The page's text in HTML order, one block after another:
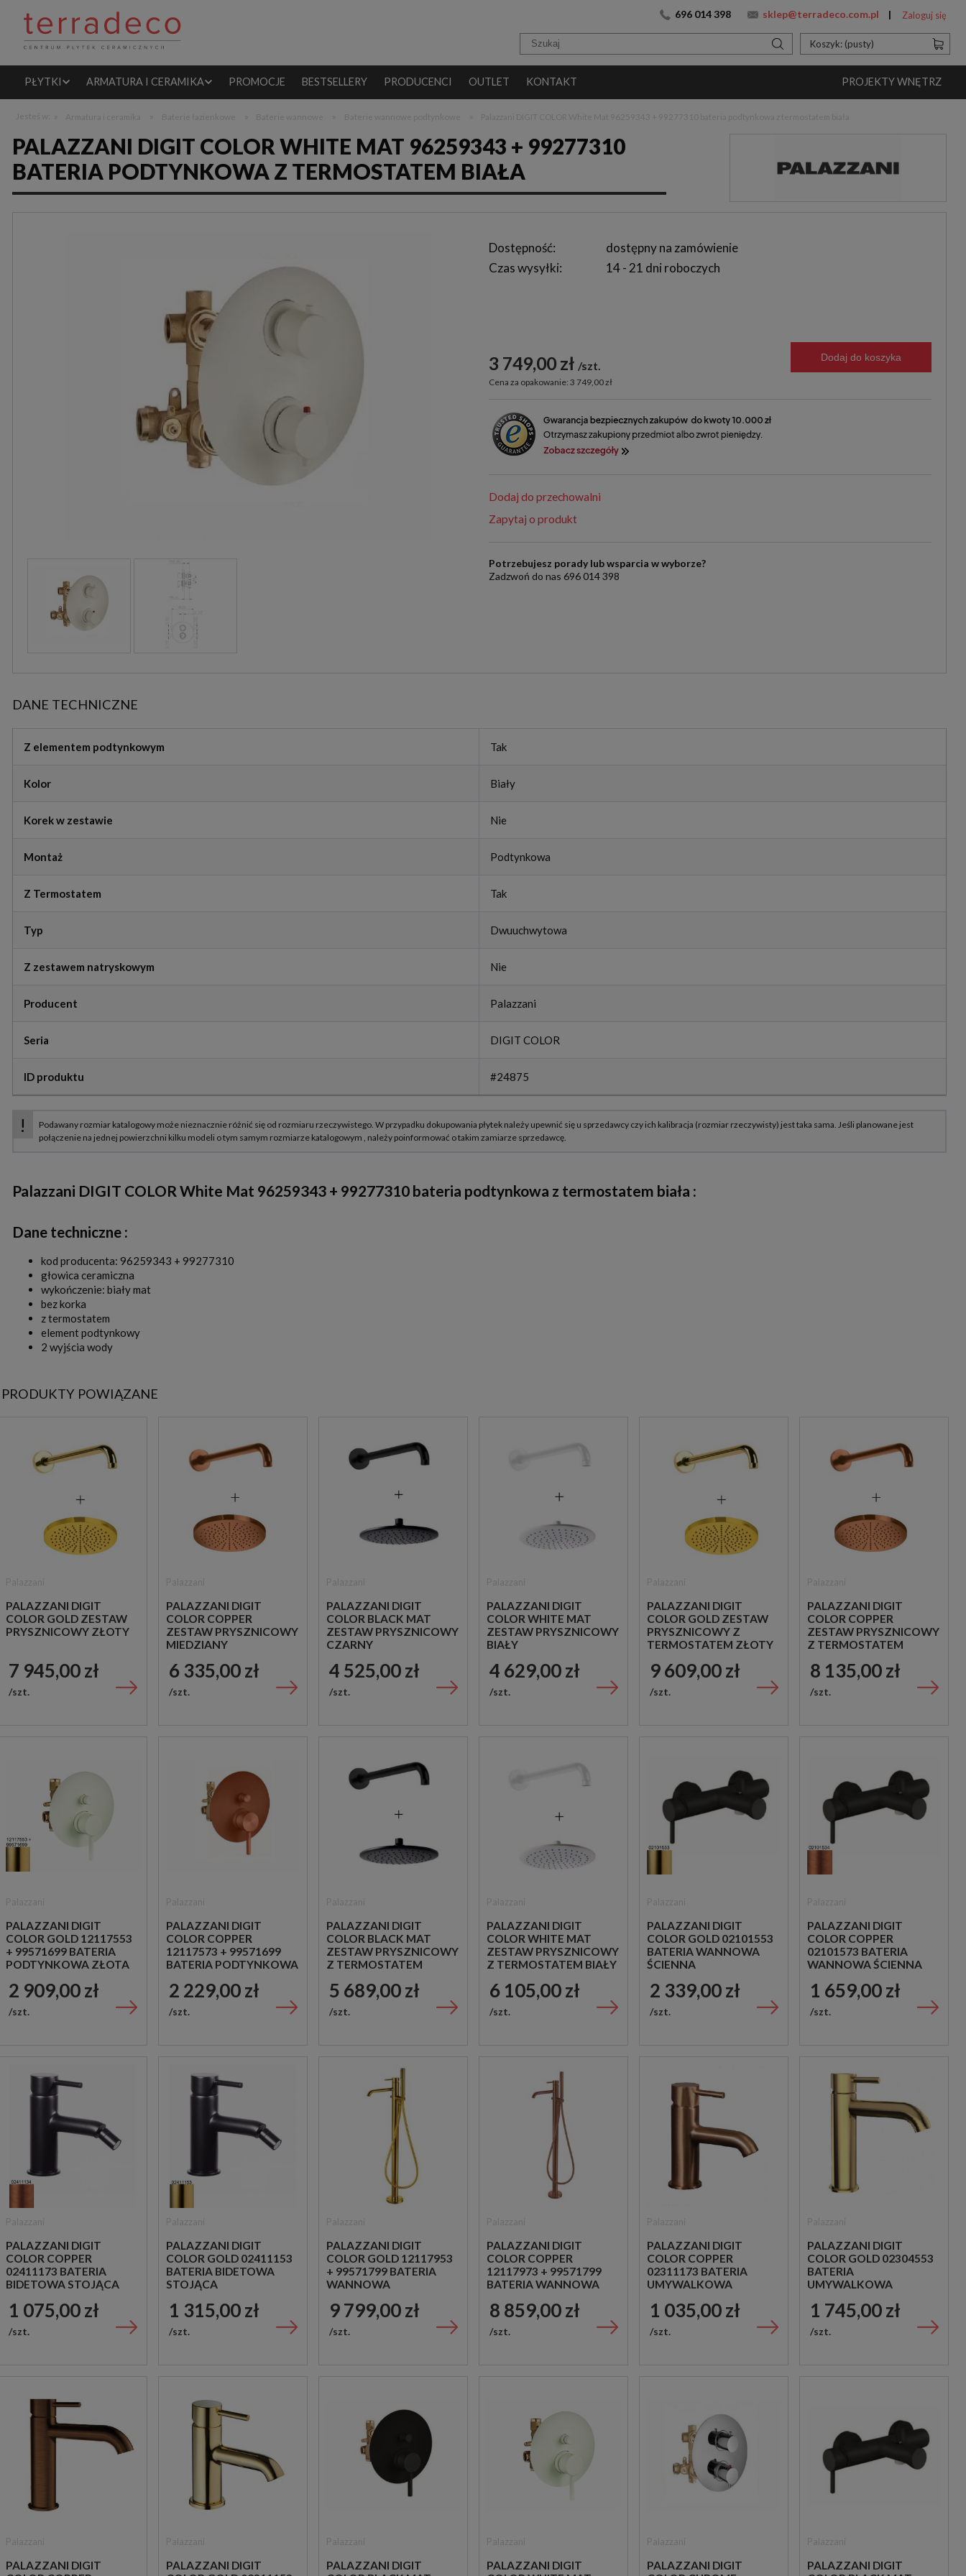
696 014 398 sklep@terradeco.com.pl Zaloguj się
Koszyk: (pusty)
PŁYTKI ARMATURA I CERAMIKA PROMOCJE BESTSELLERY PRODUCENCI OUTLET KONTAKT PROJEKTY WNĘTRZ
PALAZZANI DIGIT COLOR WHITE MAT 96259343 + 99277310
BATERIA PODTYNKOWA Z TERMOSTATEM BIAŁA
Dostępność:
dostępny na zamówienie
Czas wysyłki:
14 - 21 dni roboczych
3 749,00 zł szt.
Cena za opakowanie: 3 749,00 zł
Dodaj do koszyka
Dodaj do przechowalni
Zapytaj o produkt
Potrzebujesz porady lub wsparcia w wyborze?
Zadzwoń do nas 696 014 398
DANE TECHNICZNE
Z elementem podtynkowym Tak
Kolor Biały
Korek w zestawie Nie
Montaż Podtynkowa
Z Termostatem Tak
Typ Dwuuchwytowa
Z zestawem natryskowym Nie
Producent Palazzani
Seria DIGIT COLOR
ID produktu #24875
Palazzani DIGIT COLOR White Mat 96259343 + 99277310 bateria podtynkowa z termostatem biała :
Dane techniczne :
kod producenta: 96259343 + 99277310
głowica ceramiczna
wykończenie: biały mat
bez korka
z termostatem
element podtynkowy
2 wyjścia wody
PRODUKTY POWIĄZANE
PALAZZANI DIGIT
COLOR GOLD ZESTAW
PRYSZNICOWY ZŁOTY
7 945,00 zł
szt.
PALAZZANI DIGIT
COLOR COPPER
ZESTAW PRYSZNICOWY
MIEDZIANY
6 335,00 zł
szt.
PALAZZANI DIGIT
COLOR BLACK MAT
ZESTAW PRYSZNICOWY
CZARNY
4 525,00 zł
szt.
PALAZZANI DIGIT
COLOR WHITE MAT
ZESTAW PRYSZNICOWY
BIAŁY
4 629,00 zł
szt.
PALAZZANI DIGIT
COLOR GOLD ZESTAW
PRYSZNICOWY Z
TERMOSTATEM ZŁOTY
9 609,00 zł
szt.
PALAZZANI DIGIT
COLOR COPPER
ZESTAW PRYSZNICOWY
Z TERMOSTATEM
8 135,00 zł
szt.
PALAZZANI DIGIT
COLOR GOLD 12117553
+ 99571699 BATERIA
PODTYNKOWA ZŁOTA
2 909,00 zł
szt.
PALAZZANI DIGIT
COLOR COPPER
12117573 + 99571699
BATERIA PODTYNKOWA
2 229,00 zł
szt.
PALAZZANI DIGIT
COLOR BLACK MAT
ZESTAW PRYSZNICOWY
Z TERMOSTATEM
5 689,00 zł
szt.
PALAZZANI DIGIT
COLOR WHITE MAT
ZESTAW PRYSZNICOWY
Z TERMOSTATEM BIAŁY
6 105,00 zł
szt.
PALAZZANI DIGIT
COLOR GOLD 02101553
BATERIA WANNOWA
ŚCIENNA
ZŁOTA
2 339,00 zł
szt.
PALAZZANI DIGIT
COLOR COPPER
02101573 BATERIA
WANNOWA ŚCIENNA
MIEDZIANA
1 659,00 zł
szt.
PALAZZANI DIGIT
COLOR COPPER
02411173 BATERIA
BIDETOWA STOJĄCA
MIEDZIANA
1 075,00 zł
szt.
PALAZZANI DIGIT
COLOR GOLD 02411153
BATERIA BIDETOWA
STOJĄCA
ZŁOTA
1 315,00 zł
szt.
PALAZZANI DIGIT
COLOR GOLD 12117953
+ 99571799 BATERIA
WANNOWA
ZŁOTA
9 799,00 zł
szt.
PALAZZANI DIGIT
COLOR COPPER
12117973 + 99571799
BATERIA WANNOWA
MIEDZIANA
8 859,00 zł
szt.
PALAZZANI DIGIT
COLOR COPPER
02311173 BATERIA
UMYWALKOWA
JEDNOUCHWYTOWA
MIEDZIANA
1 035,00 zł
szt.
PALAZZANI DIGIT
COLOR GOLD 02304553
BATERIA
UMYWALKOWA
JEDNOUCHWYTOWA
1 745,00 zł
szt.
PALAZZANI DIGIT
PALAZZANI DIGIT
PALAZZANI DIGIT
PALAZZANI DIGIT
PALAZZANI DIGIT
PALAZZANI DIGIT